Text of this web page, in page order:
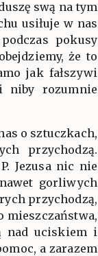
swą na tym
usiłuje w nas
pokusy
że to
jak fałszywi
niby rozumnie
o sztuczkach,
przychodzą.
Jezusa nic nie
gorliwych
przychodzą,
mieszczaństwa,
nad uciskiem i
a zarazem